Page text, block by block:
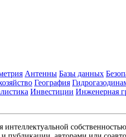
Антенны Базы данных
География
Инвестиции Инженерная